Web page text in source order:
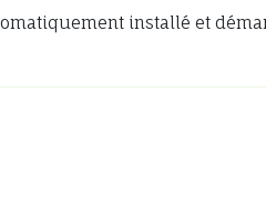
installé et